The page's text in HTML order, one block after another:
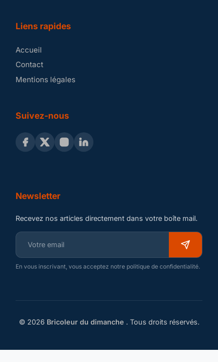
Liens rapides
Accueil
Contact
Mentions légales
Suivez-nous
Newsletter
Recevez nos articles directement dans votre boîte mail.
En vous inscrivant, vous acceptez notre politique de confidentialité.
© 2026 Bricoleur du dimanche . Tous droits réservés.